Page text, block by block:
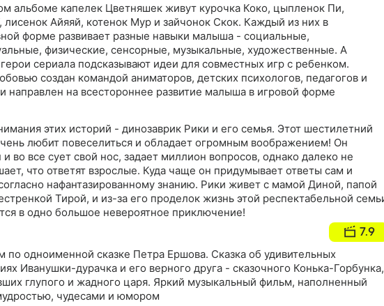
альбоме капелек Цветняшек живут курочка Коко, цыпленок Пи,
лисенок Айяяй, котенок Мур и зайчонок Скок. Каждый из них в
форме развивает разные навыки малыша - социальные,
физические, сенсорные, музыкальные, художественные. А
сериала подсказывают идеи для совместных игр с ребенком.
создан командой аниматоров, детских психологов, педагогов и
направлен на всестороннее развитие малыша в игровой форме
этих историй - динозаврик Рики и его семья. Этот шестилетний
любит повеселиться и обладает огромным воображением! Он
во все сует свой нос, задает миллион вопросов, однако далеко не
что ответят взрослые. Куда чаще он придумывает ответы сам и
нафантазированному знанию. Рики живет с мамой Диной, папой
Тирой, и из-за его проделок жизнь этой респектабельной
в одно большое невероятное приключение!
7.9
по одноименной сказке Петра Ершова. Сказка об удивительных
Иванушки-дурачка и его верного друга - сказочного Конька-Горбунка,
глупого и жадного царя. Яркий музыкальный фильм, наполненный
чудесами и юмором